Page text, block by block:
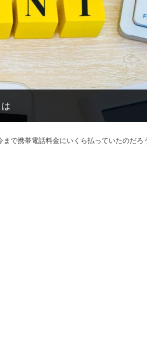
で携帯電話料金にいくら払っていたのだろ